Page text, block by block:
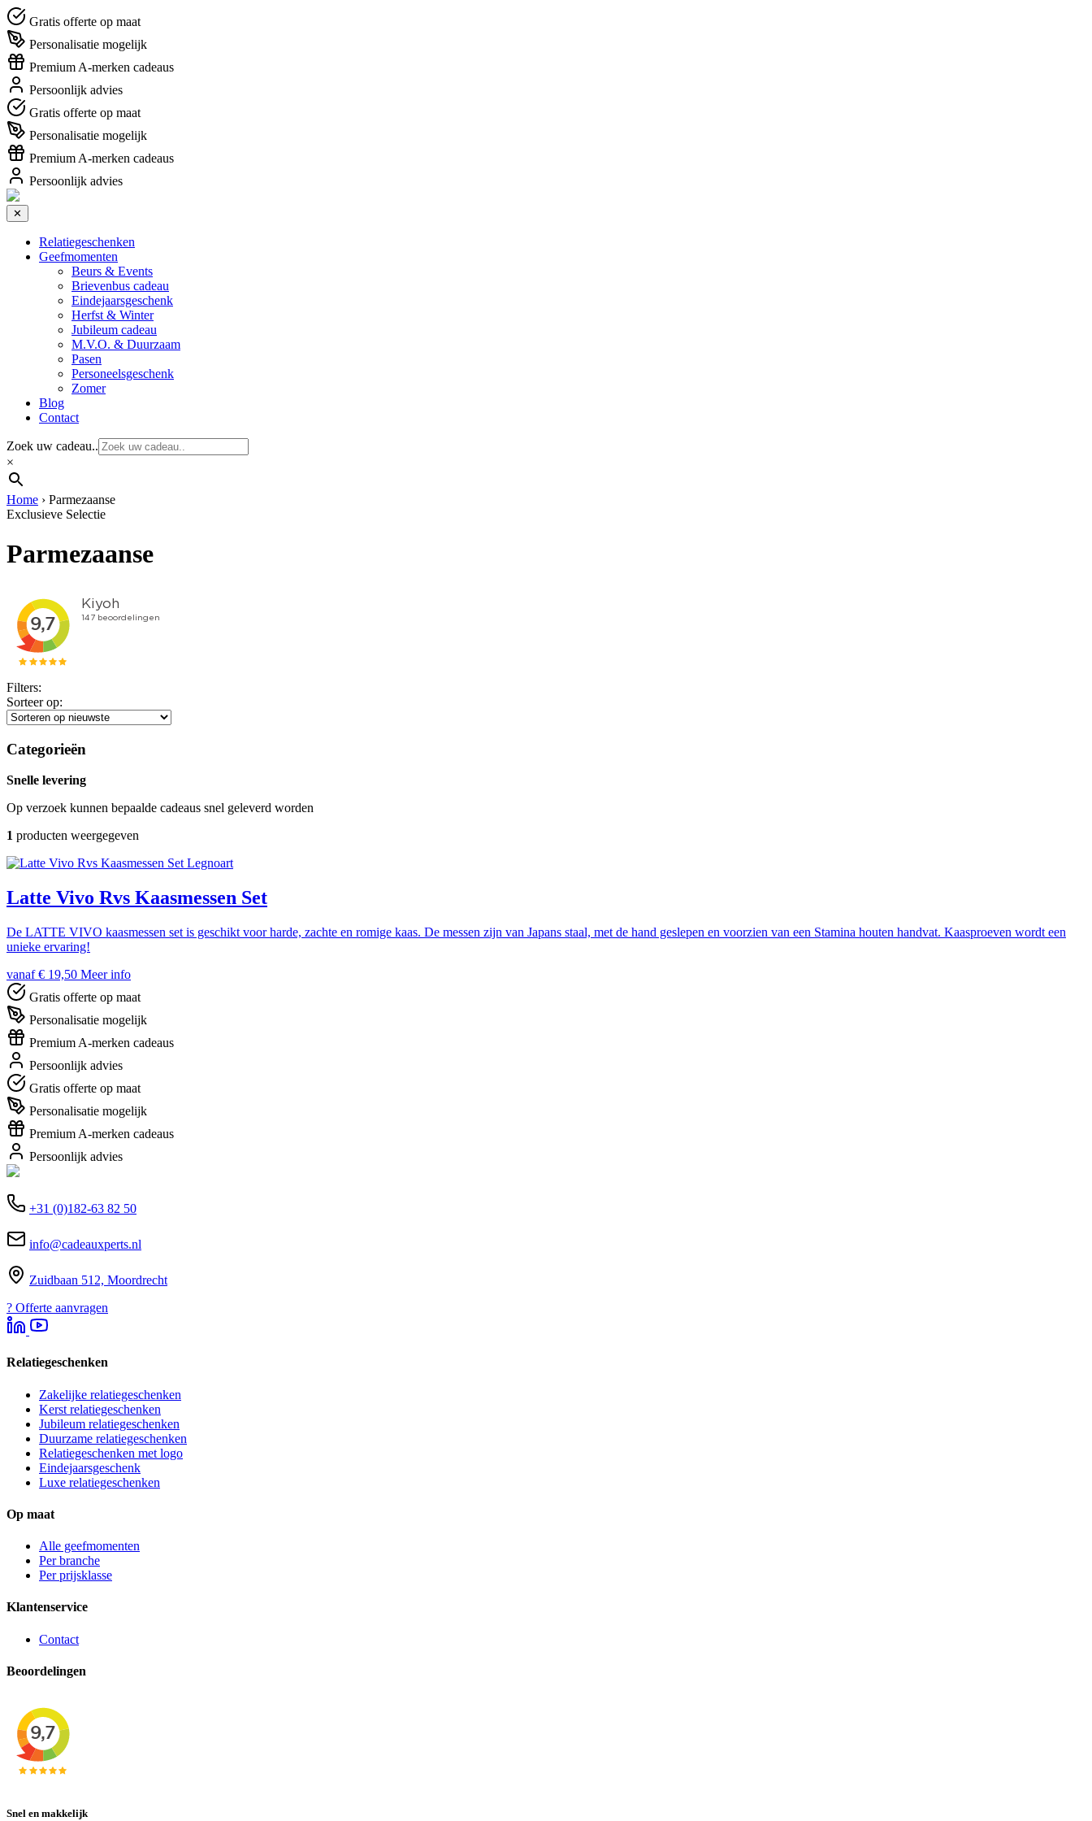
Gratis offerte op maat
Personalisatie mogelijk
Premium A-merken cadeaus
Persoonlijk advies
Gratis offerte op maat
Personalisatie mogelijk
Premium A-merken cadeaus
Persoonlijk advies
✕
Relatiegeschenken
Geefmomenten
Beurs & Events
Brievenbus cadeau
Eindejaarsgeschenk
Herfst & Winter
Jubileum cadeau
M.V.O. & Duurzaam
Pasen
Personeelsgeschenk
Zomer
Blog
Contact
Zoek uw cadeau..
×
Home › Parmezaanse
Exclusieve Selectie
Parmezaanse
Filters:
Sorteer op:
Categorieën
Snelle levering
Op verzoek kunnen bepaalde cadeaus snel geleverd worden
1 producten weergegeven
Legnoart
Latte Vivo Rvs Kaasmessen Set
De LATTE VIVO kaasmessen set is geschikt voor harde, zachte en romige kaas. De messen zijn van Japans staal, met de hand geslepen en voorzien van een Stamina houten handvat. Kaasproeven wordt een
unieke ervaring!
vanaf € 19,50 Meer info
Gratis offerte op maat
Personalisatie mogelijk
Premium A-merken cadeaus
Persoonlijk advies
Gratis offerte op maat
Personalisatie mogelijk
Premium A-merken cadeaus
Persoonlijk advies
+31 (0)182-63 82 50
info@cadeauxperts.nl
Zuidbaan 512, Moordrecht
? Offerte aanvragen
Relatiegeschenken
Zakelijke relatiegeschenken
Kerst relatiegeschenken
Jubileum relatiegeschenken
Duurzame relatiegeschenken
Relatiegeschenken met logo
Eindejaarsgeschenk
Luxe relatiegeschenken
Op maat
Alle geefmomenten
Per branche
Per prijsklasse
Klantenservice
Contact
Beoordelingen
Snel en makkelijk